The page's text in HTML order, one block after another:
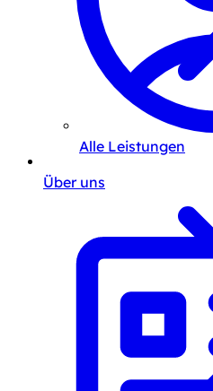
Alle Leistungen
Über uns